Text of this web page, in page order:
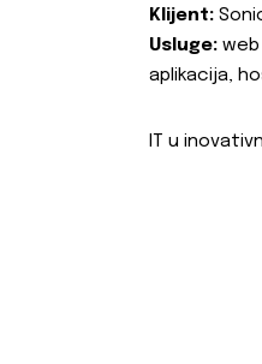
Klijent:
Usluge:
aplikacija,
IT u